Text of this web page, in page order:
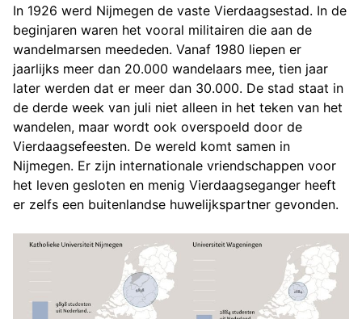
In 1926 werd Nijmegen de vaste Vierdaagsestad. In de
beginjaren waren het vooral militairen die aan de
wandelmarsen meededen. Vanaf 1980 liepen er
jaarlijks meer dan 20.000 wandelaars mee, tien jaar
later werden dat er meer dan 30.000. De stad staat in
de derde week van juli niet alleen in het teken van het
wandelen, maar wordt ook overspoeld door de
Vierdaagsefeesten. De wereld komt samen in
Nijmegen. Er zijn internationale vriendschappen voor
het leven gesloten en menig Vierdaagseganger heeft
er zelfs een buitenlandse huwelijkspartner gevonden.